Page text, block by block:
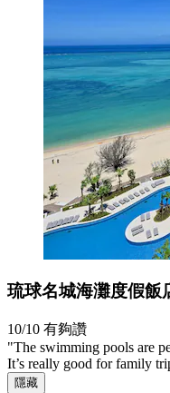
琉球名城海灘度假飯
10/10 有夠讚
"The swimming pools are
It’s really good for family
隱藏